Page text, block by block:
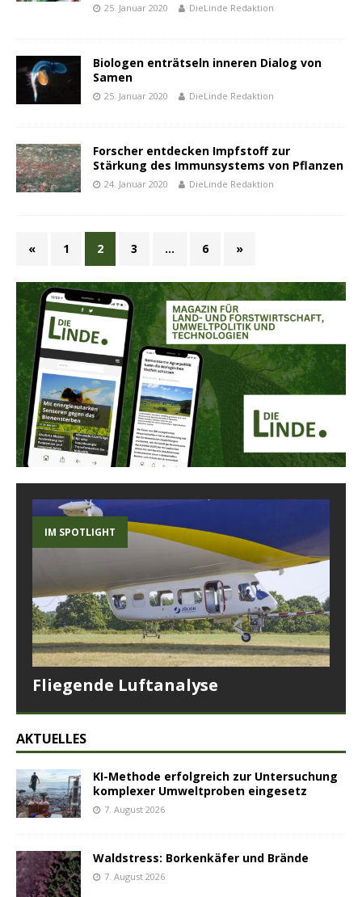
25. Januar 2020 DieLinde Redaktion
Biologen enträtseln inneren Dialog von
Samen
25. Januar 2020 DieLinde Redaktion
Forscher entdecken Impfstoff zur
Stärkung des Immunsystems von Pflanzen
24. Januar 2020 DieLinde Redaktion
« 1 2 3 … 6 »
IM SPOTLIGHT
Fliegende Luftanalyse
AKTUELLES
KI-Methode erfolgreich zur Untersuchung
komplexer Umweltproben eingesetz
7. August 2026
Waldstress: Borkenkäfer und Brände
7. August 2026